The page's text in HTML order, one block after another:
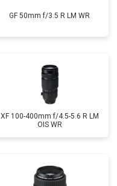
GF 50mm f/3.5 R LM WR
XF 100-400mm f/4.5-5.6 R LM
OIS WR